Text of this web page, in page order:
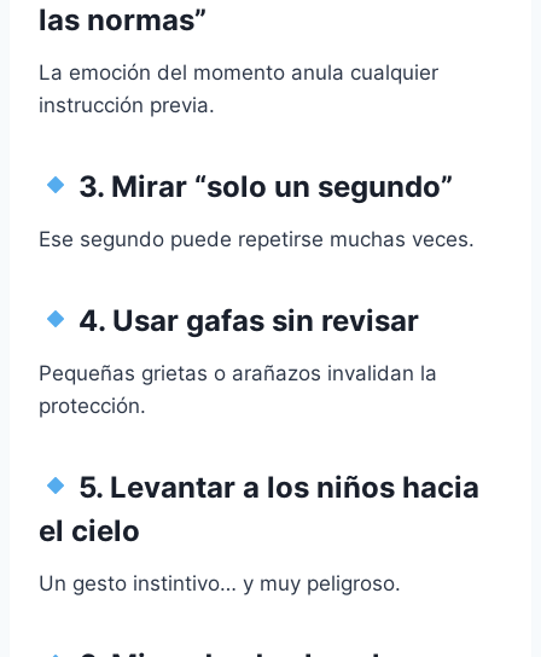
las normas”
La emoción del momento anula cualquier
instrucción previa.
3. Mirar “solo un segundo”
Ese segundo puede repetirse muchas veces.
4. Usar gafas sin revisar
Pequeñas grietas o arañazos invalidan la
protección.
5. Levantar a los niños hacia
el cielo
Un gesto instintivo… y muy peligroso.